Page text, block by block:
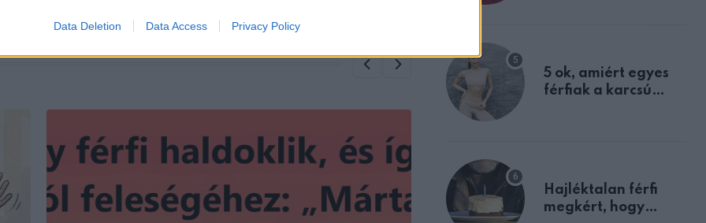
Data Deletion Data Access Privacy Policy
5 ok, amiért egyes
férfiak a karcsú
Hajléktalan férfi
megkért, hogy